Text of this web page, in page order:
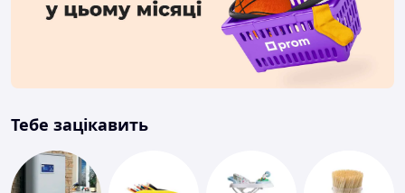
Тебе зацікавить